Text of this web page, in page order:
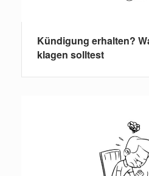
Kündigung erhalten?
klagen solltest